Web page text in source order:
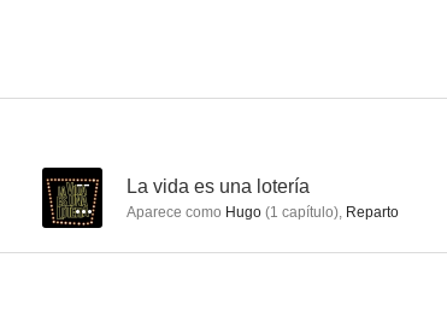
-- La vida es una lotería
Aparece como Hugo (1 capítulo), Reparto